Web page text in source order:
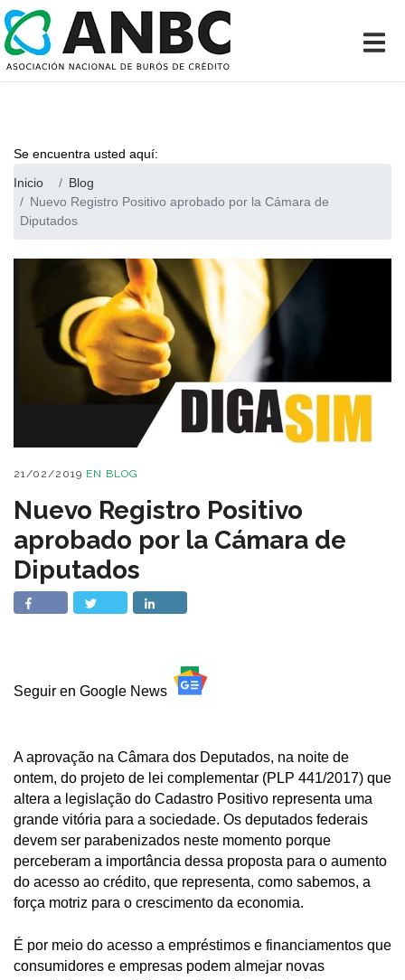
Se encuentra usted aquí:
Inicio
Blog
Nuevo Registro Positivo aprobado por la Cámara de
Diputados
21/02/2019 EN BLOG
Nuevo Registro Positivo
aprobado por la Cámara de
Diputados
Seguir en Google News
A aprovação na Câmara dos Deputados, na noite de
ontem, do projeto de lei complementar (PLP 441/2017) que
altera a legislação do Cadastro Positivo representa uma
grande vitória para a sociedade. Os deputados federais
devem ser parabenizados neste momento porque
perceberam a importância dessa proposta para o aumento
do acesso ao crédito, que representa, como sabemos, a
força motriz para o crescimento da economia.
É por meio do acesso a empréstimos e financiamentos que
consumidores e empresas podem almejar novas